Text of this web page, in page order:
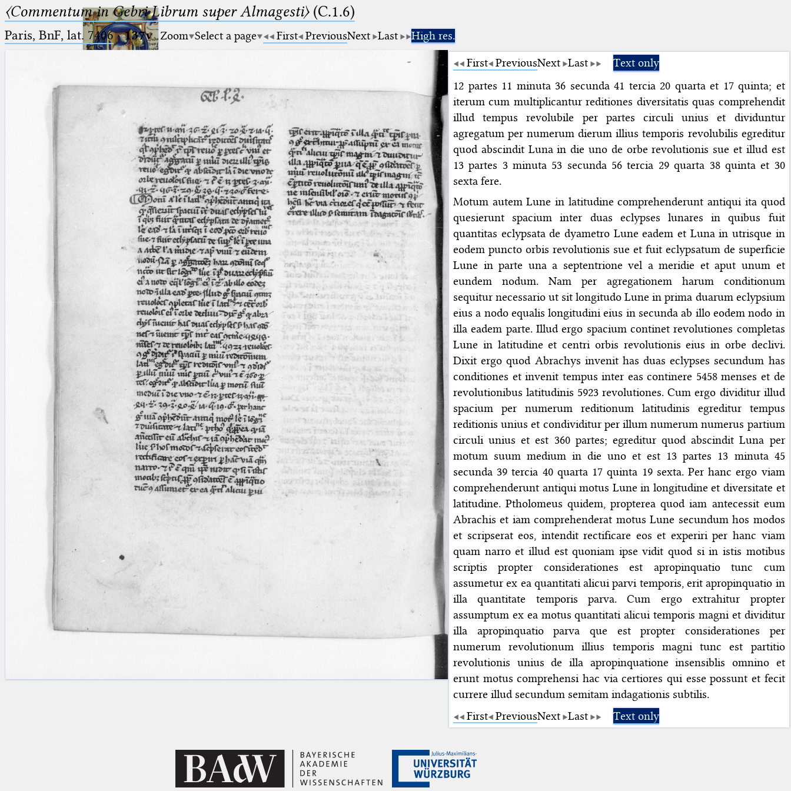
Ptolemaeus
Arabus et Latinus
(the underscore) is the placeholder
placeholder for no, one or more
placeholder for no, one or more
than one character, but not for
blank space (so that a search ends
🔎︎
Start
Project
Team
News
Jobs
Publications
Conference
Arabic Works
Arabic Manuscripts
Latin Works
Latin Manuscripts
Latin Early Prints
Images
Texts
beta Glossary
Contact
Impressum
Privacy
〈Commentum in Gebri Librum super Almagesti〉(C.1.6)
Paris, BnF, lat. 7406·137v Zoom Select a page First PreviousNext Last
High res.
First PreviousNext Last
Text only
12 partes 11 minuta 36 secunda 41 tercia 20 quarta et 17 quinta; et
iterum cum multiplicantur reditiones diversitatis quas comprehendit
illud tempus revolubile per partes circuli unius et dividuntur
agregatum per numerum dierum illius temporis revolubilis egreditur
quod abscindit Luna in die uno de orbe revolutionis sue et illud est
13 partes 3 minuta 53 secunda 56 tercia 29 quarta 38 quinta et 30
sexta fere.
Motum autem Lune in latitudine comprehenderunt antiqui ita quod
quesierunt spacium inter duas eclypses lunares in quibus fuit
quantitas eclypsata de dyametro Lune eadem et Luna in utrisque in
eodem puncto orbis revolutionis sue et fuit eclypsatum de superficie
Lune in parte una a septentrione vel a meridie et aput unum et
eundem nodum. Nam per agregationem harum conditionum
sequitur necessario ut sit longitudo Lune in prima duarum eclypsium
eius a nodo equalis longitudini eius in secunda ab illo eodem nodo in
illa eadem parte. Illud ergo spacium continet revolutiones completas
Lune in latitudine et centri orbis revolutionis eius in orbe declivi.
Dixit ergo quod Abrachys invenit has duas eclypses secundum has
conditiones et invenit tempus inter eas continere 5458 menses et de
revolutionibus latitudinis 5923 revolutiones. Cum ergo dividitur illud
spacium per numerum reditionum latitudinis egreditur tempus
reditionis unius et condividitur per illum numerum numerus partium
circuli unius et est 360 partes; egreditur quod abscindit Luna per
motum suum medium in die uno et est 13 partes 13 minuta 45
secunda 39 tercia 40 quarta 17 quinta 19 sexta. Per hanc ergo viam
comprehenderunt antiqui motus Lune in longitudine et diversitate et
latitudine. Ptholomeus quidem, propterea quod iam antecessit eum
Abrachis et iam comprehenderat motus Lune secundum hos modos
et scripserat eos, intendit rectificare eos et experiri per hanc viam
quam narro et illud est quoniam ipse vidit quod si in istis motibus
scriptis propter considerationes est apropinquatio tunc cum
assumetur ex ea quantitati alicui parvi temporis, erit apropinquatio in
illa quantitate temporis parva. Cum ergo extrahitur propter
assumptum ex ea motus quantitati alicui temporis magni et dividitur
illa apropinquatio parva que est propter considerationes per
numerum revolutionum illius temporis magni tunc est partitio
revolutionis unius de illa apropinquatione insensiblis omnino et
erunt motus comprehensi hac via certiores qui esse possunt et fecit
currere illud secundum semitam indagationis subtilis.
First PreviousNext Last Text only